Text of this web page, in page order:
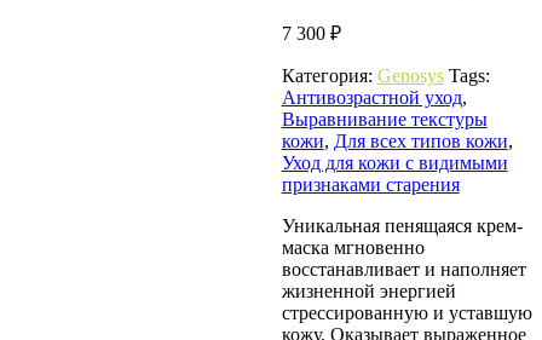
7 300 ₽
Категория: Genosys Tags:
Антивозрастной уход,
Выравнивание текстуры
кожи, Для всех типов кожи,
Уход для кожи с видимыми
признаками старения
Уникальная пенящаяся крем-
маска мгновенно
восстанавливает и наполняет
жизненной энергией
стрессированную и уставшую
кожу. Оказывает выраженное